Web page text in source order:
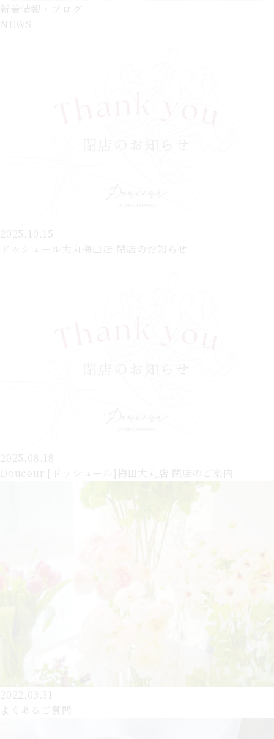
新着情報・ブログ
NEWS
2025.10.15
ドゥシュール大丸梅田店 閉店のお知らせ
2025.08.18
Douceur [ドゥシュール]梅田大丸店 閉店のご案内
2022.03.31
よくあるご質問